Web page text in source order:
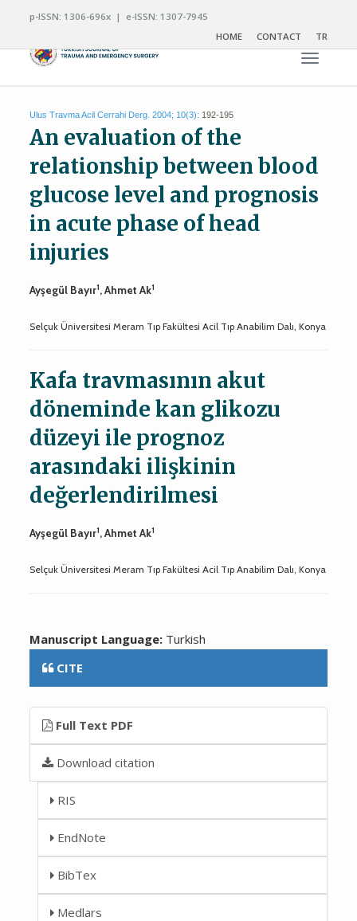
p-ISSN: 1306-696x | e-ISSN: 1307-7945
HOME
CONTACT TR
Toggle
Ulus Travma Acil Cerrahi Derg. 2004; 10(3): 192-195
An evaluation of the
relationship between blood
glucose level and prognosis
in acute phase of head
injuries
Ayşegül Bayır1, Ahmet Ak1
Selçuk Üniversitesi Meram Tıp Fakültesi Acil Tıp Anabilim Dalı, Konya
Kafa travmasının akut
döneminde kan glikozu
düzeyi ile prognoz
arasındaki ilişkinin
değerlendirilmesi
Ayşegül Bayır1, Ahmet Ak1
Selçuk Üniversitesi Meram Tıp Fakültesi Acil Tıp Anabilim Dalı, Konya
Manuscript Language: Turkish
CITE
Full Text PDF
Download citation
RIS
EndNote
BibTex
Medlars